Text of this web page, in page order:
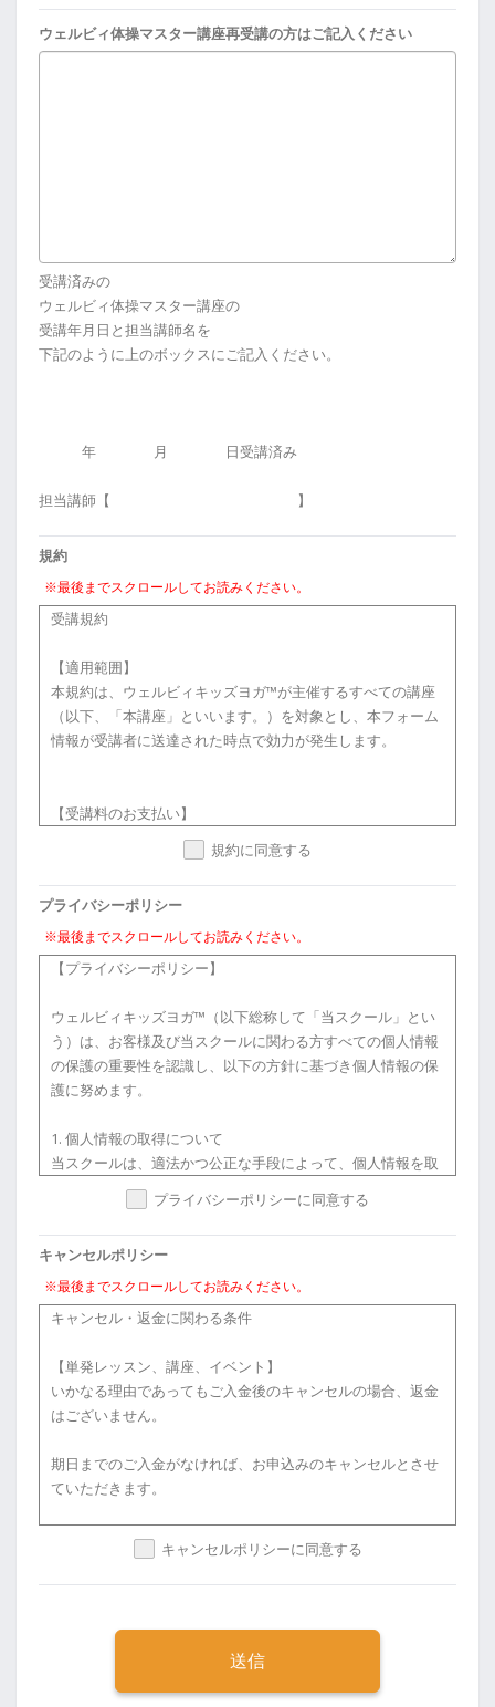
ウェルビィ体操マスター講座再受講の方はご記入ください
受講済みの
ウェルビィ体操マスター講座の
受講年月日と担当講師名を
下記のように上のボックスにご記入ください。
年 月 日受講済み
担当講師【 】
規約
※最後までスクロールしてお読みください。
受講規約
【適用範囲】
本規約は、ウェルビィキッズヨガ™が主催するすべての講座
（以下、「本講座」といいます。）を対象とし、本フォーム
情報が受講者に送達された時点で効力が発生します。
【受講料のお支払い】
受講者は、申し込み書等に記載された受講料を、所定の方法
により所定の期日までに支払うものとします。
【著作物】
本講座で使用されるテキスト等の著作物を複製（コピー等）
す。
【秘密保持】
示された固有の技術上、営業上その他事業の情報並びに他の
受講者より開示されたそのプライバシーに関わる情報を秘密
として扱うものとし、これらの情報を使用し、又は第三者に
開示することを禁じます。
情報を他言する、ブログ等SNSで発信しないよう、細心の注
意を払ってください。
（2）お申し込み後に案内されるテキスト等の講座情報を別
別のアドレスに転送された際は、お手数ですが講師までご連
絡いただきますようお願い申し上げます。
【遵守事項】
受講者は、本講座を受講するにあたり、次に掲げる事項を遵
（２）本講座の受講において知り得た内容につき、その完全
性、有用性、正確性、将来の結果等について、講師に一切の
責任を求めないこと
規約に同意する
プライバシーポリシー
※最後までスクロールしてお読みください。
【プライバシーポリシー】
ウェルビィキッズヨガ™（以下総称して「当スクール」とい
う）は、お客様及び当スクールに関わる方すべての個人情報
の保護の重要性を認識し、以下の方針に基づき個人情報の保
護に努めます。
1. 個人情報の取得について
当スクールは、適法かつ公正な手段によって、個人情報を取
得致します。
2. 個人情報の利用について
当スクールは、個人情報を、取得の際に示した利用目的の範
囲内で、業務の遂行上必要な限りにおいて、利用します。
当スクールは、個人情報を第三者との間で共同利用し、又
三者につき厳正な調査を行ったうえ、秘密を保持させるため
に、適正な監督を行います。
当スクールは、法令に定める場合を除き、個人情報を、事前
に本人の同意を得ることなく、第三者に提供しません。
4. 個人情報の管理について
当スクールは、個人情報の正確性を保ち、これを安全に管理
防止するため、不正アクセス、コンピュータウイルス等に対
する適正な情報セキュリティ対策を講じます。
当スクールは、個人情報を持ち出し、外部へ送信する等によ
り漏洩させません。
プライバシーポリシーに同意する
キャンセルポリシー
※最後までスクロールしてお読みください。
キャンセル・返金に関わる条件
【単発レッスン、講座、イベント】
いかなる理由であってもご入金後のキャンセルの場合、返金
はございません。
期日までのご入金がなければ、お申込みのキャンセルとさせ
ていただきます。
【継続レッスン、講座】
事前にご連絡をいただければ、日時変更で対応させていただ
キャンセルポリシーに同意する